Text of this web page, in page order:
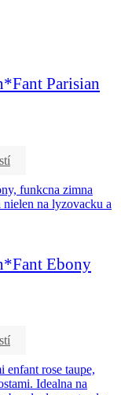
Parisian
Ebony